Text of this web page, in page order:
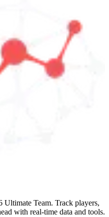
Ultimate Team. Track players,
with real-time data and tools.